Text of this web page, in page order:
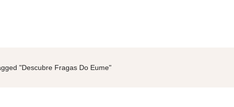
"Descubre Fragas Do Eume"